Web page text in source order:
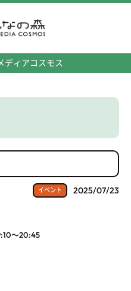
ディアコスモス
イベント 2025/07/23
～20:45